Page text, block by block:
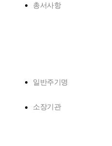
총서사항
일반주기명
소장기관